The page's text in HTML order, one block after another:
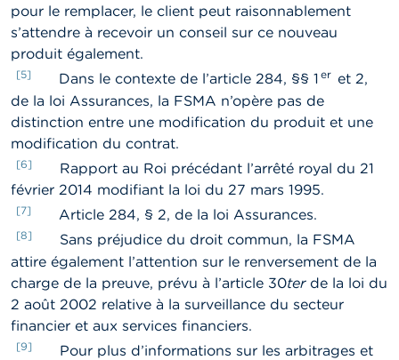
pour le remplacer, le client peut raisonnablement
s’attendre à recevoir un conseil sur ce nouveau
produit également.
[5] Dans le contexte de l’article 284, §§ 1 er et 2,
de la loi Assurances, la FSMA n’opère pas de
distinction entre une modification du produit et une
modification du contrat.
[6]
Rapport au Roi précédant l’arrêté royal du 21
février 2014 modifiant la loi du 27 mars 1995.
[7] Article 284, § 2, de la loi Assurances.
[8]
Sans préjudice du droit commun, la FSMA
attire également l’attention sur le renversement de la
charge de la preuve, prévu à l’article 30terde la loi du
2 août 2002 relative à la surveillance du secteur
financier et aux services financiers.
[9]
Pour plus d’informations sur les arbitrages et